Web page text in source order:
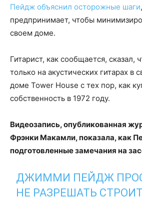
Пейдж объяснил осторожные шаги
предпринимает, чтобы
своем доме.
Гитарист, как сообщается, сказал,
только на акустических гитарах в
доме Tower House с тех пор, как
собственность в 1972 году.
Видеозапись, опубликованная
Фрэнки Макамли, показала, как
подготовленные замечания на
ДЖИММИ ПЕЙДЖ
НЕ РАЗРЕШАТЬ